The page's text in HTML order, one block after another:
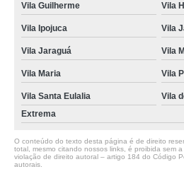
Vila Guilherme Vila
Vila Ipojuca Vila
Vila Jaraguá Vila
Vila Maria Vila
Vila Santa Eulalia
Vila
Extrema
O conteúdo do texto desta página é de direito
total, mesmo citando nossos links, é proibida sem
violação de direito autoral – artigo 184 do Código
autorais